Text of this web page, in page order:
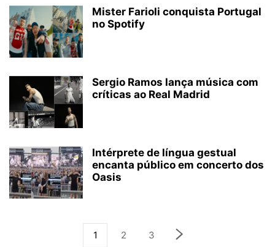
Mister Farioli conquista Portugal
no Spotify
Sergio Ramos lança música com
críticas ao Real Madrid
Intérprete de língua gestual
encanta público em concerto dos
Oasis
1 2 3